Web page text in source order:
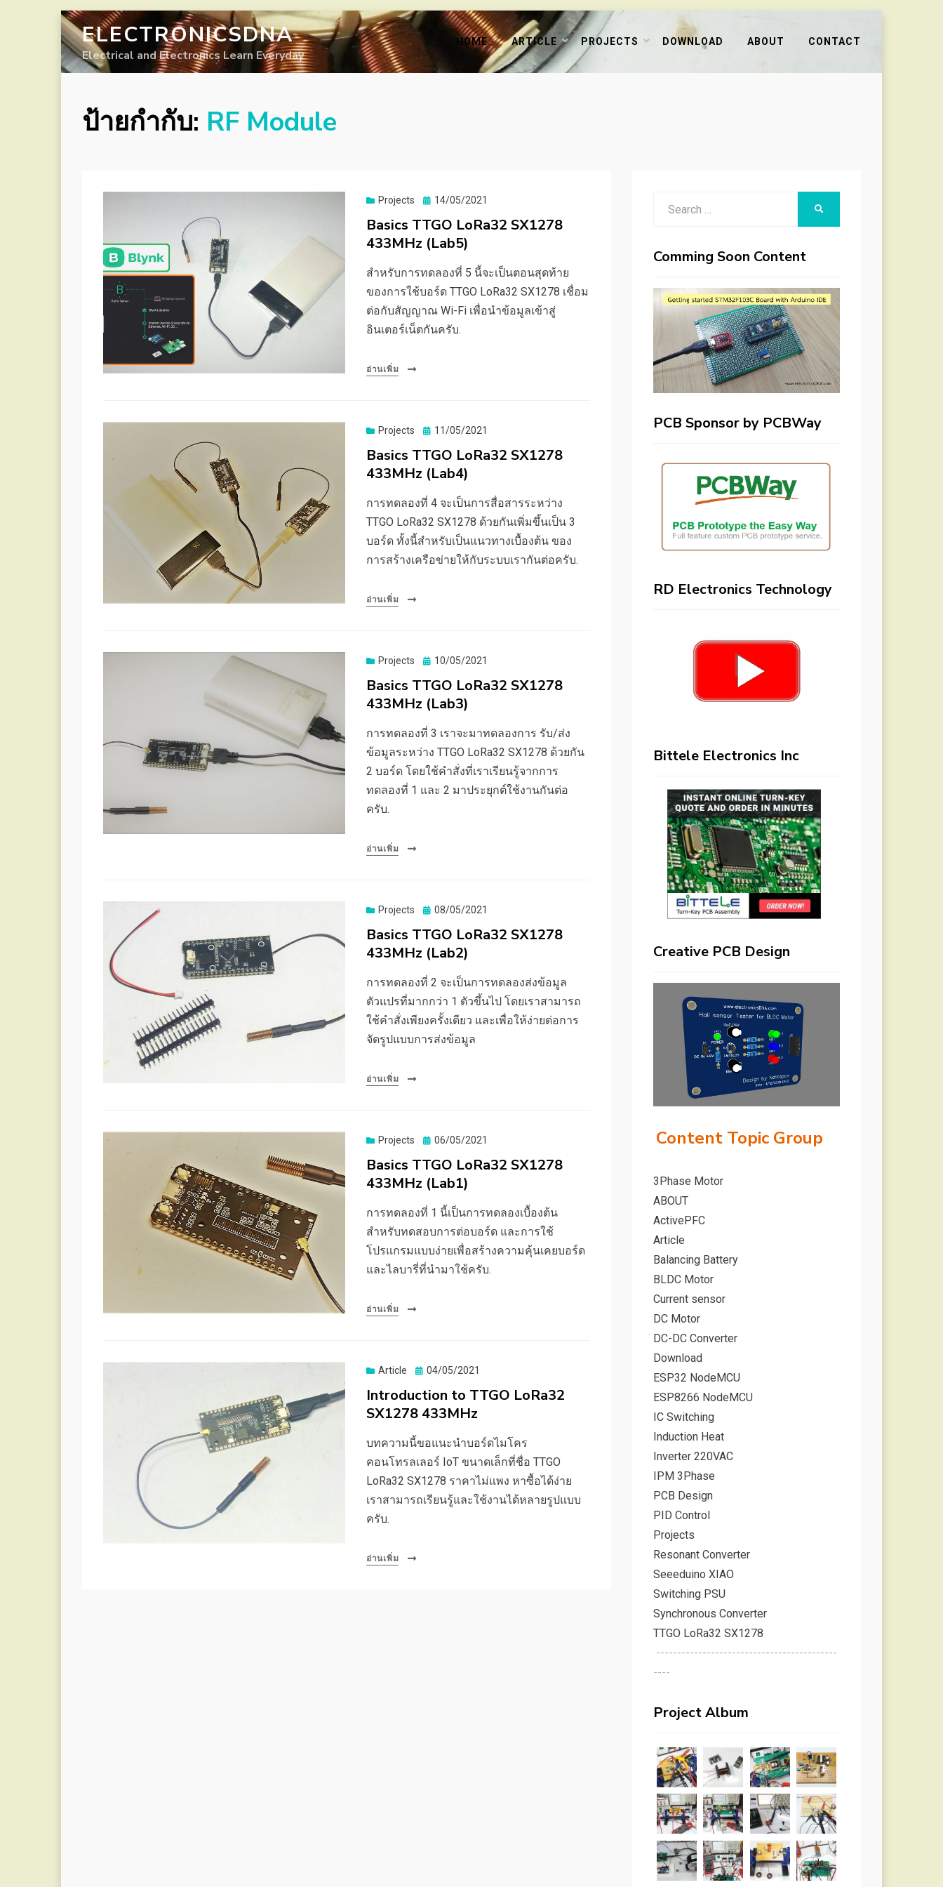
ELECTRONICSDNA
Electrical and Electronics Learn Everyday
HOME ARTICLE PROJECTS DOWNLOAD ABOUT CONTACT
ป้ายกำกับ: RF Module
Projects
Posted
14/05/2021
Basics TTGO LoRa32 SX1278
433MHz (Lab5)
สำหรับการทดลองที่ 5 นี้จะเป็นตอนสุดท้าย
ของการใช้บอร์ด TTGO LoRa32 SX1278 เชื่อม
ต่อกับสัญญาณ Wi-Fi เพื่อนำข้อมูลเข้าสู่
อินเตอร์เน็ตกันครับ.
อ่านเพิ่ม
Projects
Posted
11/05/2021
Basics TTGO LoRa32 SX1278
433MHz (Lab4)
การทดลองที่ 4 จะเป็นการสื่อสารระหว่าง
TTGO LoRa32 SX1278 ด้วยกันเพิ่มขึ้นเป็น 3
บอร์ด ทั้งนี้สำหรับเป็นแนวทางเบื้องต้น ของ
การสร้างเครือข่ายให้กับระบบเรากันต่อครับ.
อ่านเพิ่ม
Projects
Posted
10/05/2021
Basics TTGO LoRa32 SX1278
433MHz (Lab3)
การทดลองที่ 3 เราจะมาทดลองการ รับ/ส่ง
ข้อมูลระหว่าง TTGO LoRa32 SX1278 ด้วยกัน
2 บอร์ด โดยใช้คำสั่งที่เราเรียนรู้จากการ
ทดลองที่ 1 และ 2 มาประยุกต์ใช้งานกันต่อ
ครับ.
อ่านเพิ่ม
Projects
Posted
08/05/2021
Basics TTGO LoRa32 SX1278
433MHz (Lab2)
การทดลองที่ 2 จะเป็นการทดลองส่งข้อมูล
ตัวแปรที่มากกว่า 1 ตัวขึ้นไป โดยเราสามารถ
ใช้คำสั่งเพียงครั้งเดียว และเพื่อให้ง่ายต่อการ
จัดรูปแบบการส่งข้อมูล
อ่านเพิ่ม
Projects
Posted
06/05/2021
Basics TTGO LoRa32 SX1278
433MHz (Lab1)
การทดลองที่ 1 นี้เป็นการทดลองเบื้องต้น
สำหรับทดสอบการต่อบอร์ด และการใช้
โปรแกรมแบบง่ายเพื่อสร้างความคุ้นเคยบอร์ด
และไลบารี่ที่นำมาใช้ครับ.
อ่านเพิ่ม
Article
Posted
04/05/2021
Introduction to TTGO LoRa32
SX1278 433MHz
บทความนี้ขอแนะนำบอร์ดไมโคร
คอนโทรลเลอร์ IoT ขนาดเล็กที่ชื่อ TTGO
LoRa32 SX1278 ราคาไม่แพง หาซื้อได้ง่าย
เราสามารถเรียนรู้และใช้งานได้หลายรูปแบบ
ครับ.
อ่านเพิ่ม
Comming Soon Content
PCB Sponsor by PCBWay
RD Electronics Technology
Bittele Electronics Inc
Creative PCB Design
Content Topic Group
3Phase Motor
ABOUT
ActivePFC
Article
Balancing Battery
BLDC Motor
Current sensor
DC Motor
DC-DC Converter
Download
ESP32 NodeMCU
ESP8266 NodeMCU
IC Switching
Induction Heat
Inverter 220VAC
IPM 3Phase
PCB Design
PID Control
Projects
Resonant Converter
Seeeduino XIAO
Switching PSU
Synchronous Converter
TTGO LoRa32 SX1278
-------------------------------------------
----
Project Album